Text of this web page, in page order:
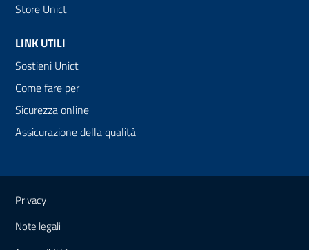
Store Unict
LINK UTILI
Sostieni Unict
Come fare per
Sicurezza online
Assicurazione della qualità
Link e informazioni utili
Privacy
Note legali